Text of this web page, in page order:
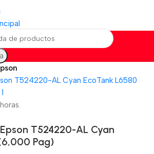
T524220-AL Cyan
Pag)